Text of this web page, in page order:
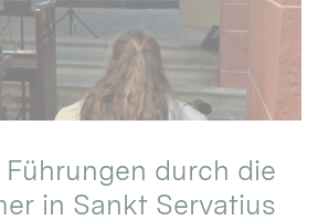
durch die
in Sankt Servatius